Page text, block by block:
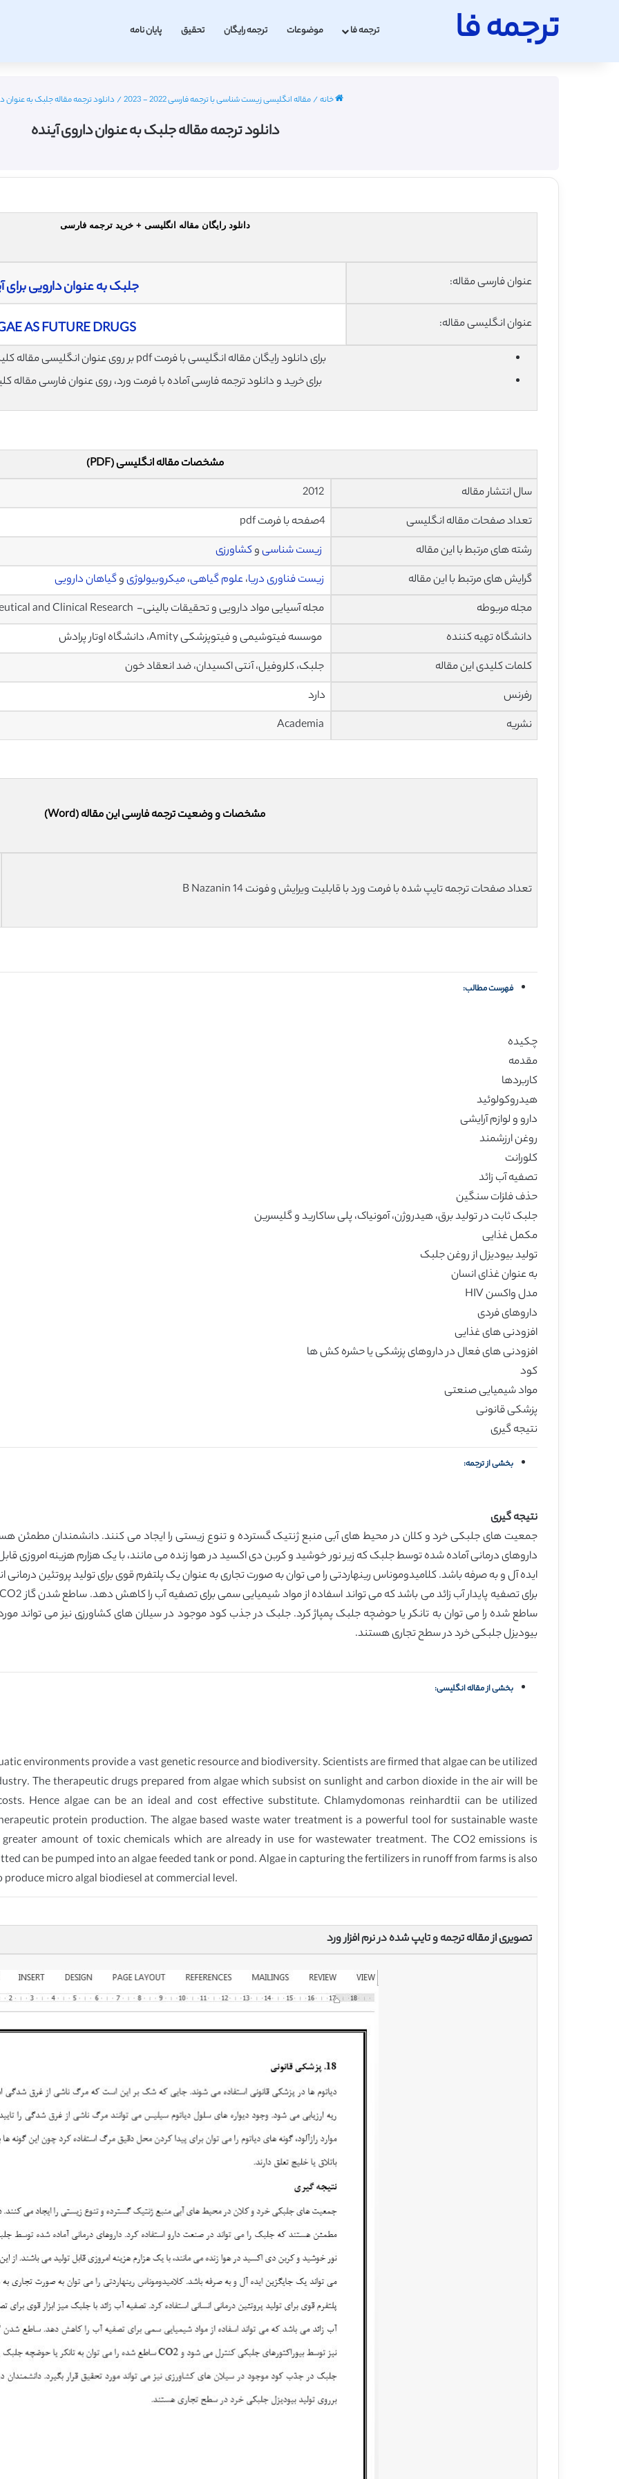
ترجمه فا ترجمه فا موضوعات ترجمه رایگان تحقیق پایان نامه
خانه/مقاله انگلیسی زیست شناسی با ترجمه فارسی 2022 - 2023 / دانلود ترجمه مقاله جلبک به عنوان
دانلود ترجمه مقاله جلبک به عنوان داروی آینده
دانلود رایگان مقاله انگلیسی + خرید ترجمه فارسی
عنوان فارسی مقاله: جلبک به عنوان دارویی برای
عنوان انگلیسی مقاله: AS FUTURE DRUGS
برای دانلود رایگان مقاله انگلیسی با فرمت pdf بر روی عنوان انگلیسی مقاله کلیک نمایید.
برای خرید و دانلود ترجمه فارسی آماده با فرمت ورد، روی عنوان فارسی مقاله
مشخصات مقاله انگلیسی (PDF)
سال انتشار مقاله
تعداد صفحات مقاله انگلیسی
4صفحه با فرمت pdf
رشته های مرتبط با این مقاله
زیست شناسیوکشاورزی
گرایش های مرتبط با این مقاله
زیست فناوری دریا،علوم گیاهی،میکروبیولوژیوگیاهان دارویی
مجله مربوطه
مجله آسیایی مواد دارویی و تحقیقات بالینی- Asian Journal of Pharmaceutical and Clinical Research
دانشگاه تهیه کننده
موسسه فیتوشیمی و فیتوپزشکی Amity، دانشگاه اوتار پرادش
کلمات کلیدی این مقاله
جلبک، کلروفیل، آنتی اکسیدان، ضد انعقاد خون
رفرنس
دارد
نشریه
مشخصات و وضعیت ترجمه فارسی این مقاله (Word)
تعداد صفحات ترجمه تایپ شده با فرمت ورد با قابلیت ویرایش و فونت 14 B Nazanin
فهرست مطالب:
چکیده
مقدمه
کاربردها
هیدروکولوئید
دارو و لوازم آرایشی
روغن ارزشمند
کلورانت
تصفیه آب زائد
حذف فلزات سنگین
جلبک ثابت در تولید برق، هیدروژن، آمونیاک، پلی ساکارید و گلیسرین
مکمل غذایی
تولید بیودیزل از روغن جلبک
به عنوان غذای انسان
مدل واکسن HIV
داروهای فردی
افزودنی های غذایی
افزودنی های فعال در داروهای پزشکی یا حشره کش ها
کود
مواد شیمیایی صنعتی
پزشکی قانونی
نتیجه گیری
بخشی از ترجمه:
نتیجه گیری
جمعیت های جلبکی خرد و کلان در محیط های آبی منبع ژنتیک گسترده و تنوع زیستی را ایجاد می کنند. دانشمندان مطمئن
داروهای درمانی آماده شده توسط جلبک که زیر نور خوشید و کربن دی اکسید در هوا زنده می مانند، با یک هزارم هزینه امروزی
ایده آل و به صرفه باشد. کلامیدوموناس رینهاردتی را می توان به صورت تجاری به عنوان یک پلتفرم قوی برای تولید پروتئین درمانی
ساطع شده را می توان به تانکر یا حوضچه جلبک پمپاژ کرد. جلبک در جذب کود موجود در سیلان های کشاورزی نیز می تواند مورد
بیودیزل جلبکی خرد در سطح تجاری هستند.
بخشی از مقاله انگلیسی:
environments provide a vast genetic resource and biodiversity. Scientists are firmed that algae can be utilized
The therapeutic drugs prepared from algae which subsist on sunlight and carbon dioxide in the air will be
Hence algae can be an ideal and cost effective substitute. Chlamydomonas reinhardtii can be utilized
protein production. The algae based waste water treatment is a powerful tool for sustainable waste
amount of toxic chemicals which are already in use for wastewater treatment. The CO2 emissions is
can be pumped into an algae feeded tank or pond. Algae in capturing the fertilizers in runoff from farms is also
micro algal biodiesel at commercial level.
تصویری از مقاله ترجمه و تایپ شده در نرم افزار ورد